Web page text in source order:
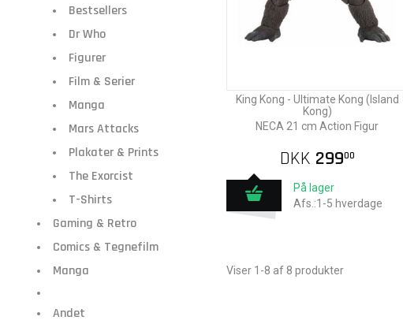
Bestsellers
Dr Who
Figurer
Film & Serier
Manga
Mars Attacks
Plakater & Prints
The Exorcist
T-Shirts
Gaming & Retro
Comics & Tegnefilm
Manga
Andet
King Kong - Ultimate Kong (Island
Kong)
NECA 21 cm Action Figur
DKK 29900
På lager
Afs.:1-5 hverdage
Viser 1-8 af 8 produkter